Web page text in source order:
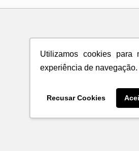
Utilizamos cookies para
experiência de navegação.
Recusar Cookies